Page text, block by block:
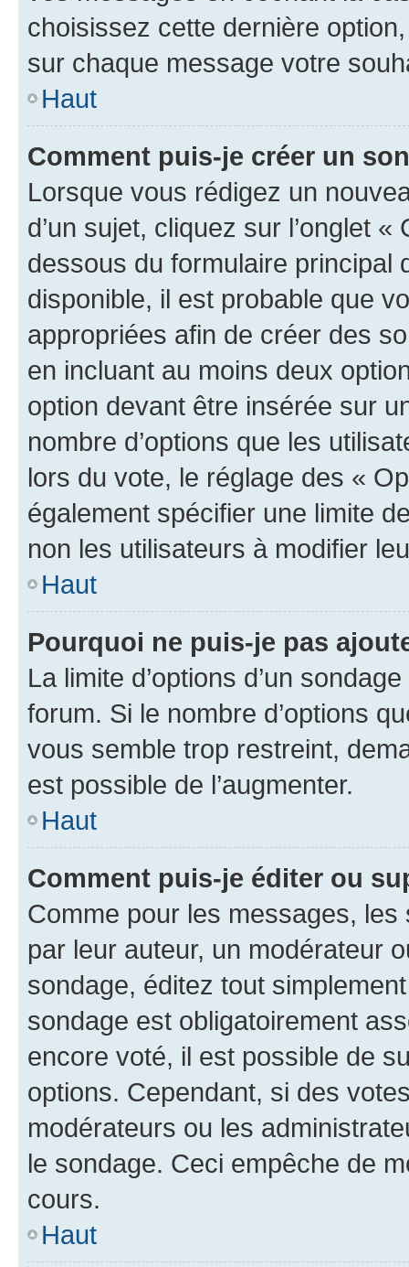
choisissez cette dernière
sur chaque message votre
Haut
Comment puis-je créer un
Lorsque vous rédigez un
d’un sujet, cliquez sur l’onglet
dessous du formulaire principal
disponible, il est probable que
appropriées afin de créer des
en incluant au moins deux
option devant être insérée sur
nombre d’options que les
lors du vote, le réglage des «
également spécifier une limite
non les utilisateurs à modifier
Haut
Pourquoi ne puis-je pas
La limite d’options d’un
forum. Si le nombre d’options
vous semble trop restreint,
est possible de l’augmenter.
Haut
Comment puis-je éditer ou
Comme pour les messages,
par leur auteur, un modérateur
sondage, éditez tout
sondage est obligatoirement
encore voté, il est possible de
options. Cependant, si des
modérateurs ou les
le sondage. Ceci empêche de
cours.
Haut